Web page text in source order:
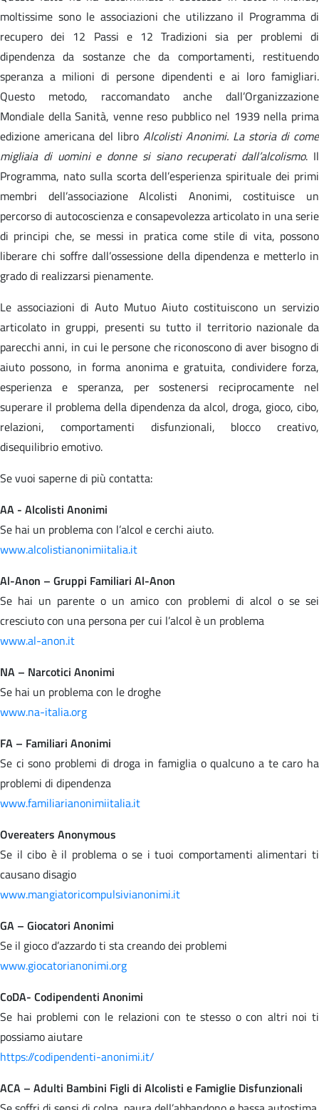
moltissime sono le associazioni che utilizzano il Programma di
recupero dei 12 Passi e 12 Tradizioni sia per problemi di
dipendenza da sostanze che da comportamenti, restituendo
speranza a milioni di persone dipendenti e ai loro famigliari.
Questo metodo, raccomandato anche dall’Organizzazione
Mondiale della Sanità, venne reso pubblico nel 1939 nella prima
edizione americana del libro Alcolisti Anonimi. La storia di come
migliaia di uomini e donne si siano recuperati dall’alcolismo. Il
Programma, nato sulla scorta dell’esperienza spirituale dei primi
membri dell’associazione Alcolisti Anonimi, costituisce un
percorso di autocoscienza e consapevolezza articolato in una serie
di principi che, se messi in pratica come stile di vita, possono
liberare chi soffre dall’ossessione della dipendenza e metterlo in
grado di realizzarsi pienamente.
Le associazioni di Auto Mutuo Aiuto costituiscono un servizio
articolato in gruppi, presenti su tutto il territorio nazionale da
parecchi anni, in cui le persone che riconoscono di aver bisogno di
aiuto possono, in forma anonima e gratuita, condividere forza,
esperienza e speranza, per sostenersi reciprocamente nel
superare il problema della dipendenza da alcol, droga, gioco, cibo,
relazioni, comportamenti disfunzionali, blocco creativo,
disequilibrio emotivo.
Se vuoi saperne di più contatta:
AA - Alcolisti Anonimi
Se hai un problema con l’alcol e cerchi aiuto.
www.alcolistianonimiitalia.it
Al-Anon – Gruppi Familiari Al-Anon
Se hai un parente o un amico con problemi di alcol o se sei
cresciuto con una persona per cui l’alcol è un problema
www.al-anon.it
NA – Narcotici Anonimi
Se hai un problema con le droghe
www.na-italia.org
FA – Familiari Anonimi
Se ci sono problemi di droga in famiglia o qualcuno a te caro ha
problemi di dipendenza
www.familiarianonimiitalia.it
Overeaters Anonymous
Se il cibo è il problema o se i tuoi comportamenti alimentari ti
causano disagio
www.mangiatoricompulsivianonimi.it
GA – Giocatori Anonimi
Se il gioco d’azzardo ti sta creando dei problemi
www.giocatorianonimi.org
CoDA- Codipendenti Anonimi
Se hai problemi con le relazioni con te stesso o con altri noi ti
possiamo aiutare
https://codipendenti-anonimi.it/
ACA – Adulti Bambini Figli di Alcolisti e Famiglie Disfunzionali